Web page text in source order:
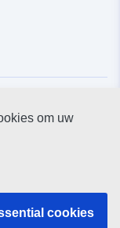
om uw
cookies